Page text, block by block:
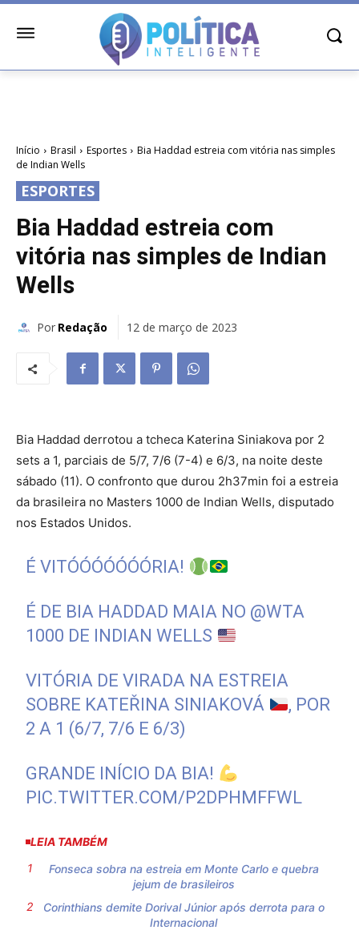
Início Brasil Esportes
Bia Haddad estreia com vitória nas simples
de Indian Wells
ESPORTES
Bia Haddad estreia com
vitória nas simples de Indian
Wells
Por Redação 12 de março de 2023
Bia Haddad derrotou a tcheca Katerina Siniakova por 2
sets a 1, parciais de 5/7, 7/6 (7-4) e 6/3, na noite deste
sábado (11). O confronto que durou 2h37min foi a estreia
da brasileira no Masters 1000 de Indian Wells, disputado
nos Estados Unidos.
É VITÓÓÓÓÓÓÓRIA!
É DE BIA HADDAD MAIA NO @WTA
1000 DE INDIAN WELLS
VITÓRIA DE VIRADA NA ESTREIA
SOBRE KATEŘINA SINIAKOVÁ
, POR
2 A 1 (6/7, 7/6 E 6/3)
GRANDE INÍCIO DA BIA!
PIC.TWITTER.COM/P2DPHMFFWL
LEIA TAMBÉM
Fonseca sobra na estreia em Monte Carlo e quebra
jejum de brasileiros
Corinthians demite Dorival Júnior após derrota para o
Internacional